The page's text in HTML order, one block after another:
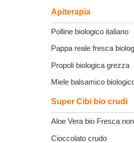
Apiterapia
Polline biologico italiano
Pappa reale fresca
Propoli biologica grezza
Miele balsamico
Super Cibi bio crudi
Aloe Vera bio Fresca
Cioccolato crudo